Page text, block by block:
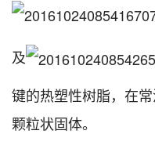
及
键的热塑性树脂，在
颗粒状固体。